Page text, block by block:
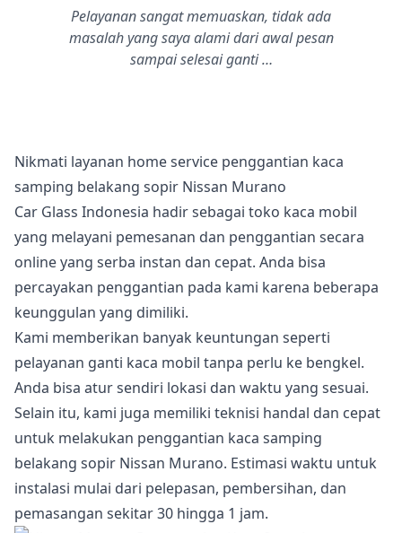
Pelayanan sangat memuaskan, tidak ada
masalah yang saya alami dari awal pesan
sampai selesai ganti …
Nikmati layanan home service penggantian kaca
samping belakang sopir Nissan Murano
Car Glass Indonesia hadir sebagai toko kaca mobil
yang melayani pemesanan dan penggantian secara
online yang serba instan dan cepat. Anda bisa
percayakan penggantian pada kami karena beberapa
keunggulan yang dimiliki.
Kami memberikan banyak keuntungan seperti
pelayanan ganti kaca mobil tanpa perlu ke bengkel.
Anda bisa atur sendiri lokasi dan waktu yang sesuai.
Selain itu, kami juga memiliki teknisi handal dan cepat
untuk melakukan penggantian kaca samping
belakang sopir Nissan Murano. Estimasi waktu untuk
instalasi mulai dari pelepasan, pembersihan, dan
pemasangan sekitar 30 hingga 1 jam.